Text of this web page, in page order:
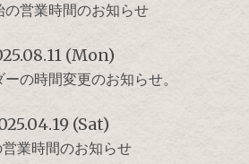
の営業時間のお知らせ
(Mon)
の時間変更のお知らせ。
(Sat)
業時間のお知らせ